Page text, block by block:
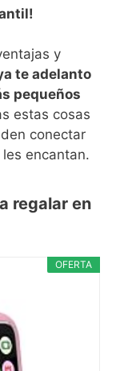
y
te adelanto
pequeños
estas cosas
conectar
encantan.
regalar en
OFERTA